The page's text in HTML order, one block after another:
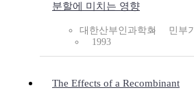
분할에 미치는 영향
대한산부인과학회
민부기
1993
The Effects of a Recombinant